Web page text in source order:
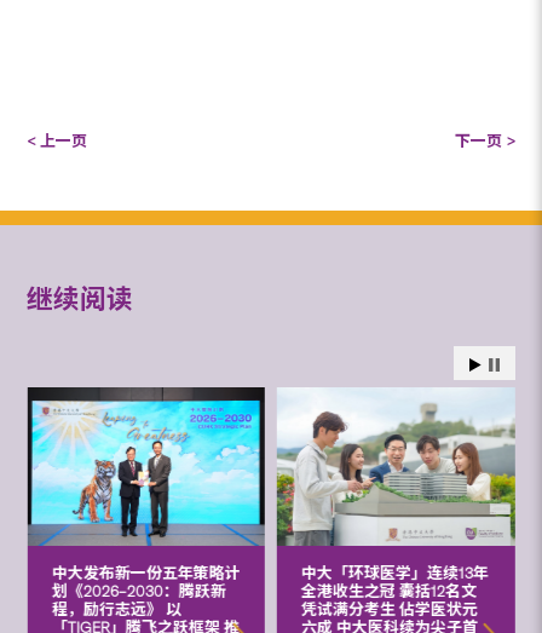
< 上一页 下一页 >
继续阅读
中大发布新一份五年策略计
划《2026‒2030：腾跃新
程，励行志远》 以
「TIGER」腾飞之跃框架 推
中大「环球医学」连续13年
全港收生之冠 囊括12名文
凭试满分考生 佔学医状元
六成 中大医科续为尖子首